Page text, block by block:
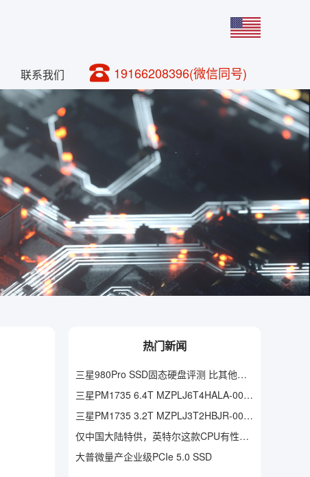
19166208396(微信同号)
联系我们
热门新闻
三星980Pro SSD固态硬盘评测 比其他硬盘强多少 值得买吗
三星PM1735 6.4T MZPLJ6T4HALA-00007服务器固态硬盘批发
三星PM1735 3.2T MZPLJ3T2HBJR-00007服务器固态硬盘批发
仅中国大陆特供，英特尔这款CPU有性价比？i5-12490F+B660主板实测
大普微量产企业级PCIe 5.0 SSD